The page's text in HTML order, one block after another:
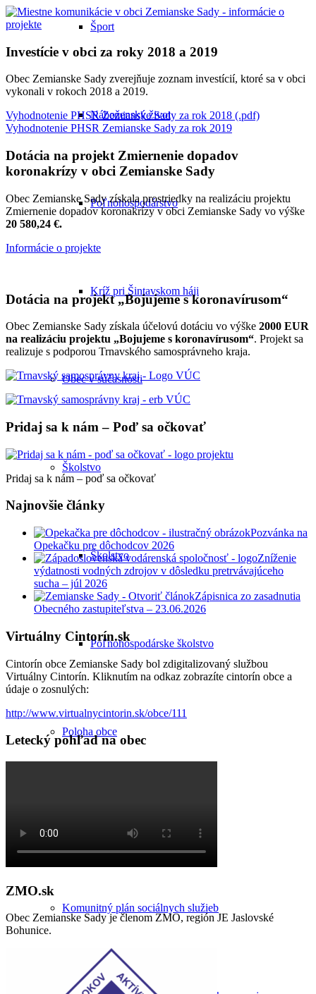
Šport
Náboženský život
Poľnohospodárstvo
Kríž pri Šintavskom háji
Obec v súčasnosti
Školstvo
Školstvo
Poľnohospodárske školstvo
Poloha obce
Komunitný plán sociálnych služieb
Investície v obci za roky 2018 a 2019
Obec Zemianske Sady zverejňuje zoznam investícií, ktoré sa v obci
vykonali v rokoch 2018 a 2019.
Vyhodnotenie PHSR Zemianske Sady za rok 2018 (.pdf)
Vyhodnotenie PHSR Zemianske Sady za rok 2019
Dotácia na projekt Zmiernenie dopadov
koronakrízy v obci Zemianske Sady
Obec Zemianske Sady získala prostriedky na realizáciu projektu
Zmiernenie dopadov koronakrízy v obci Zemianske Sady vo výške
20 580,24 €.
Informácie o projekte
Dotácia na projekt „Bojujeme s koronavírusom“
Obec Zemianske Sady získala účelovú dotáciu vo výške 2000 EUR
na realizáciu projektu „Bojujeme s koronavírusom“. Projekt sa
realizuje s podporou Trnavského samosprávneho kraja.
Pridaj sa k nám – Poď sa očkovať
Pridaj sa k nám – poď sa očkovať
Najnovšie články
Pozvánka na
Opekačku pre dôchodcov 2026
Zníženie
výdatnosti vodných zdrojov v dôsledku pretrvávajúceho
sucha – júl 2026
Zápisnica zo zasadnutia
Obecného zastupiteľstva – 23.06.2026
Virtuálny Cintorín.sk
Cintorín obce Zemianske Sady bol zdigitalizovaný službou
Virtuálny Cintorín. Kliknutím na odkaz zobrazíte cintorín obce a
údaje o zosnulých:
http://www.virtualnycintorin.sk/obce/111
Letecký pohľad na obec
ZMO.sk
Obec Zemianske Sady je členom ZMO, región JE Jaslovské
Bohunice.